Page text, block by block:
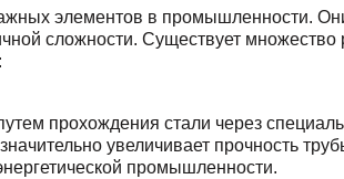
элементов в промышленности.
сложности. Существует
прохождения стали через
увеличивает прочность
промышленности.